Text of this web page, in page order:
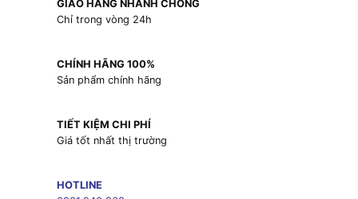
GIAO HÀNG NHANH CHÓNG
Chỉ trong vòng 24h
CHÍNH HÃNG 100%
Sản phẩm chính hãng
TIẾT KIỆM CHI PHÍ
Giá tốt nhất thị trường
HOTLINE